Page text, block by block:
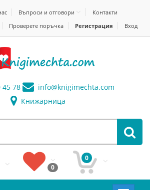
Въпроси и отговори
Контакти
Проверете поръчка Регистрация Вход
45 78 info@knigimechta.com
Книжарница
0
0